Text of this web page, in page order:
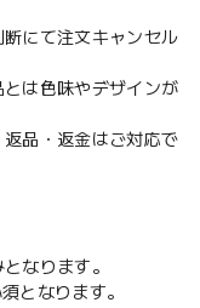
断にて注文キャンセル
とは色味やデザインが
返品・返金はご対応で
なります。
となります。